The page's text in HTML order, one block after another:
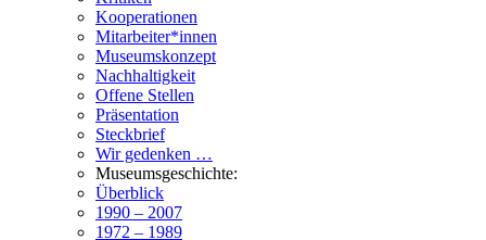
Kooperationen
Mitarbeiter*innen
Museumskonzept
Nachhaltigkeit
Offene Stellen
Präsentation
Steckbrief
Wir gedenken …
Museumsgeschichte:
Überblick
1990 – 2007
1972 – 1989